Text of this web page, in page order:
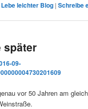
Lebe leichter Blog |Schreibe
später
09-
vor 50 Jahren am